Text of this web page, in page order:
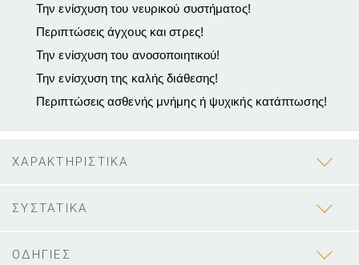
Την ενίσχυση του νευρικού συστήματος!
Περιπτώσεις άγχους και στρες!
Την ενίσχυση του ανοσοποιητικού!
Την ενίσχυση της καλής διάθεσης!
Περιπτώσεις ασθενής μνήμης ή ψυχικής κατάπτωσης!
ΧΑΡΑΚΤΗΡΙΣΤΙΚΑ
ΣΥΣΤΑΤΙΚΑ
ΟΔΗΓΙΕΣ